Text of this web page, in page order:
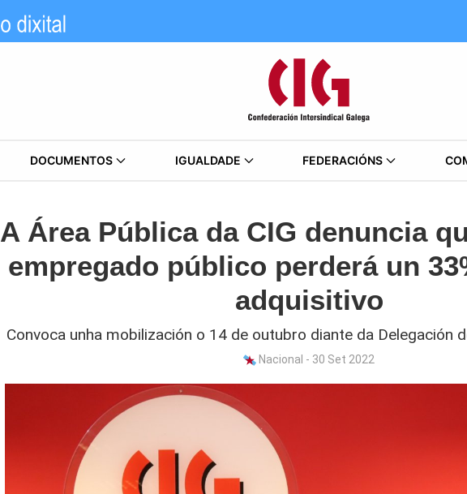
DOCUMENTOS IGUALDADE FEDERACIÓNS
A Área Pública da CIG denuncia
empregado público perderá un
adquisitivo
Convoca unha mobilización o 14 de outubro diante da Delegación
Nacional - 30 Set 2022